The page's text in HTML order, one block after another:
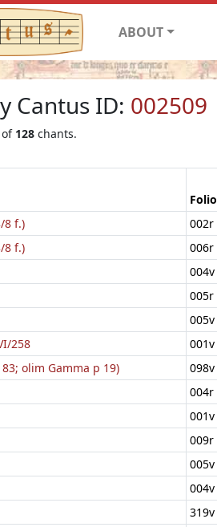
ABOUT
Cantus ID: 002509
of 128 chants.
Folio
8 f.)
002r
8 f.)
006r
004v
005r
005v
258
001v
olim Gamma p 19)
098v
004r
001v
009r
005v
004v
319v